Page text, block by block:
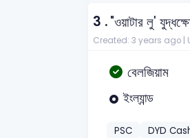
3 ."ওয়াটার লু'
Created: 3 years ago |
বেলজিয়াম
ইংল্যান্ড
PSC DYD